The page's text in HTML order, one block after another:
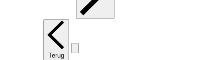
Terug